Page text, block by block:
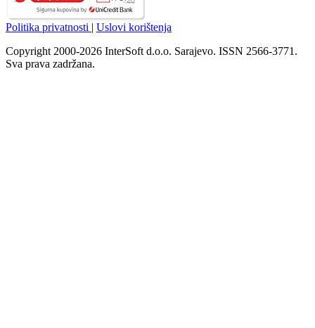
Politika privatnosti | Uslovi korištenja
Copyright 2000-2026 InterSoft d.o.o. Sarajevo. ISSN 2566-3771.
Sva prava zadržana.